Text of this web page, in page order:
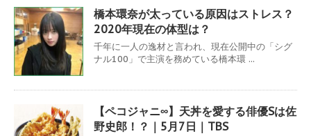
橋本環奈が太っている原因はストレス？
2020年現在の体型は？
千年に一人の逸材と言われ、現在公開中の「シグ
ナル100」で主演を務めている橋本環 ...
【ペコジャニ∞】天丼を愛する俳優Sは佐
野史郎！？｜5月7日｜TBS